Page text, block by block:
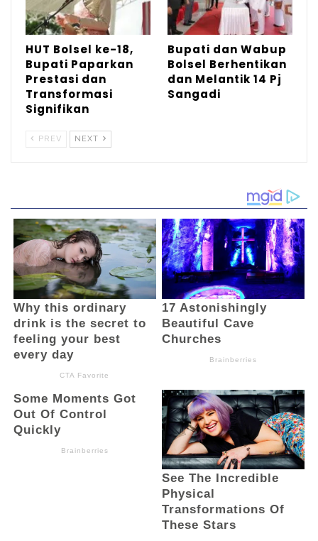
lomba yang dipadati ribuan pengunjung.
Turut hadir Sekda M. Arvan Ohy SSTP, MAP,
Asisten 1 Alsyafri Kadullah SPd, ME,
Asisten 3 Muh. Suja Alamri SPd, pimpinan
PD, Camat Posigadan bersama jajaran.***
HUT Bolsel ke-18,
Bupati Paparkan
Prestasi dan
Transformasi
Signifikan
Bupati dan Wabup
Bolsel Berhentikan
dan Melantik 14 Pj
Sangadi
PREV NEXT